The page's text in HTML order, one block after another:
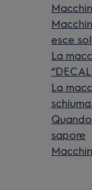
esce
La
La
sapore